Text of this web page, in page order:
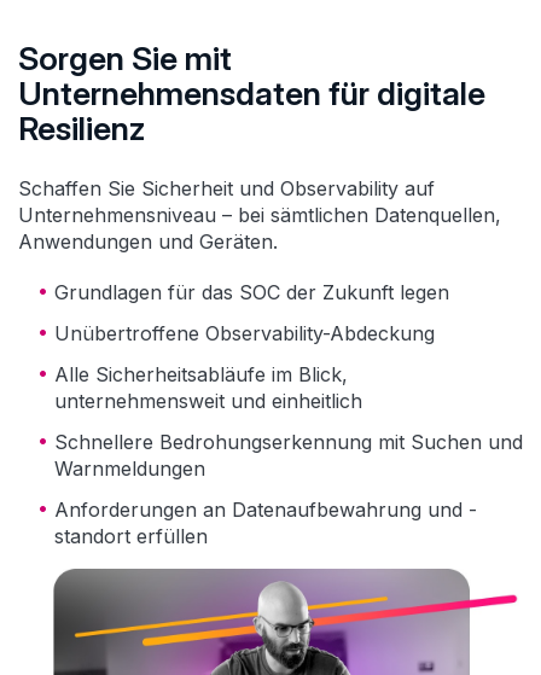
Sorgen Sie mit
Unternehmensdaten für digitale
Resilienz
Schaffen Sie Sicherheit und Observability auf
Unternehmensniveau – bei sämtlichen Datenquellen,
Anwendungen und Geräten.
Grundlagen für das SOC der Zukunft legen
Unübertroffene Observability-Abdeckung
Alle Sicherheitsabläufe im Blick,
unternehmensweit und einheitlich
Schnellere Bedrohungserkennung mit Suchen und
Warnmeldungen
Anforderungen an Datenaufbewahrung und -
standort erfüllen